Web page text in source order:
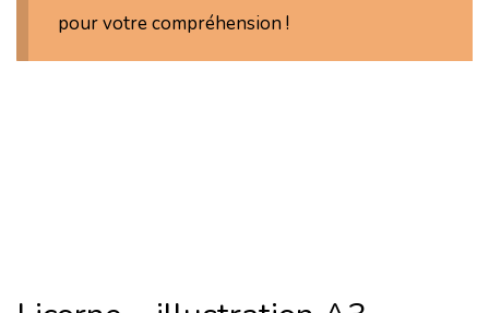
pour votre compréhension !